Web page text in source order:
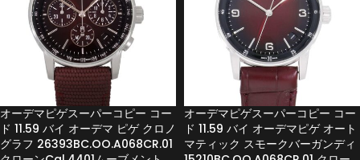
オーデマピゲスーパーコピー コー
ド 11.59 バイ オーデマ ピゲ クロノ
グラフ 26393BC.OO.A068CR.01
オーデマピゲスーパーコピー コー
ド 11.59 バイ オーデマピゲ オート
マティック スモークバーガンディ